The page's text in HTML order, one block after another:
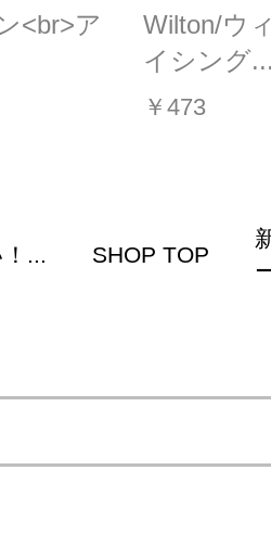
<br>ア
Wilton/ウ
イシング
￥473
... SHOP TOP